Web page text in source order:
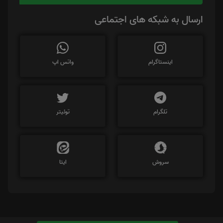
ارسال به شبکه های اجتماعی
اینستاگرام واتس اپ
تلگرام توئیتر
سروش ایتا